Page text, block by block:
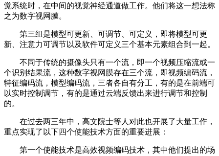
觉系统时，在中间的视觉神经通道做工作。他们将这一想法称
之为数字视网膜。
第三组是模型可更新、可调节、可定义，即将模型可更
新、注意力可调节以及软件可定义三个基本元素组合到一起。
不同于传统的摄像头只有一个流，即一个视频压缩流或一
个识别结果流，这种数字视网膜存在三个流，即视频编码流，
特征编码流，模型编码流，三者各自有分工，有的是在前端可
以实时控制调节，有的是通过云端反馈出来进行调节和控制
的。
在过去两三年中，高文院士等人对此也开展了大量工作，
重点实现了以下四个使能技术方面的重要进展：
第一个使能技术是高效视频编码技术，其中他们提出的场